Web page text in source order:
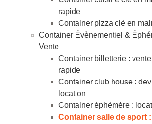
rapide
Container pizza clé en
Container Évènementiel &
Vente
Container billetterie :
rapide
Container club house :
location
Container éphémère :
Container salle de sport